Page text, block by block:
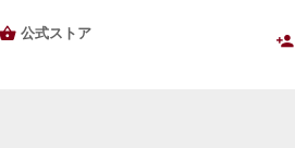
公式ストア